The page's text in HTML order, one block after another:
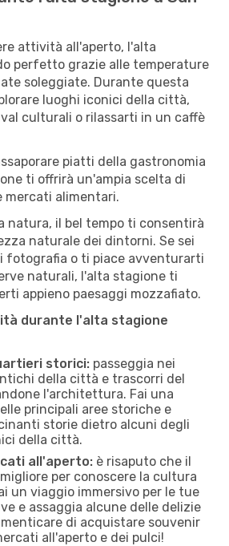
attività all'aperto, l'alta
perfetto grazie alle temperature
soleggiate. Durante questa
luoghi iconici della città,
culturali o rilassarti in un caffè
piatti della gastronomia
ti offrirà un'ampia scelta di
alimentari.
natura, il bel tempo ti consentirà
naturale dei dintorni. Se sei
fotografia o ti piace avventurarti
naturali, l'alta stagione ti
appieno paesaggi mozzafiato.
durante l'alta stagione
storici: passeggia nei
della città e trascorri del
l'architettura. Fai una
principali aree storiche e
storie dietro alcuni degli
della città.
all'aperto: è risaputo che il
per conoscere la cultura
un viaggio immersivo per le tue
e assaggia alcune delle delizie
di acquistare souvenir
all'aperto e dei pulci!